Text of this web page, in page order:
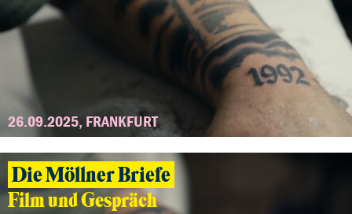
26.09.2025, FRANKFURT
Die Möllner Briefe
Film und Gespräch